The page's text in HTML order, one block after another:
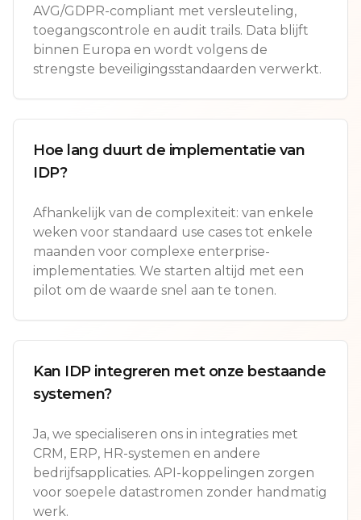
AVG/GDPR-compliant met versleuteling,
toegangscontrole en audit trails. Data blijft
binnen Europa en wordt volgens de
strengste beveiligingsstandaarden verwerkt.
Hoe lang duurt de implementatie van
IDP?
Afhankelijk van de complexiteit: van enkele
weken voor standaard use cases tot enkele
maanden voor complexe enterprise-
implementaties. We starten altijd met een
pilot om de waarde snel aan te tonen.
Kan IDP integreren met onze bestaande
systemen?
Ja, we specialiseren ons in integraties met
CRM, ERP, HR-systemen en andere
bedrijfsapplicaties. API-koppelingen zorgen
voor soepele datastromen zonder handmatig
werk.